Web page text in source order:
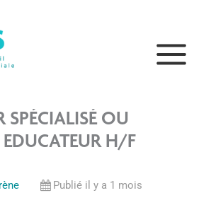
SPÉCIALISÉ OU
H/F
Publié il y a 1 mois